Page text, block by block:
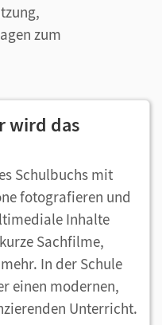
zum
wird das
Schulbuchs mit
fotografieren und
Inhalte
Sachfilme,
In der Schule
einen modernen,
Unterricht.